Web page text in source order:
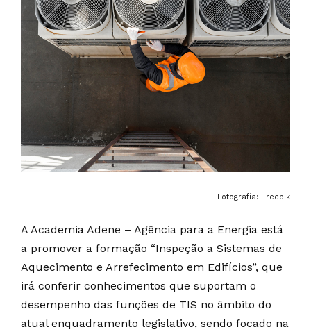
Fotografia: Freepik
A Academia Adene – Agência para a Energia está
a promover a formação “Inspeção a Sistemas de
Aquecimento e Arrefecimento em Edifícios”, que
irá conferir conhecimentos que suportam o
desempenho das funções de TIS no âmbito do
atual enquadramento legislativo, sendo focado na